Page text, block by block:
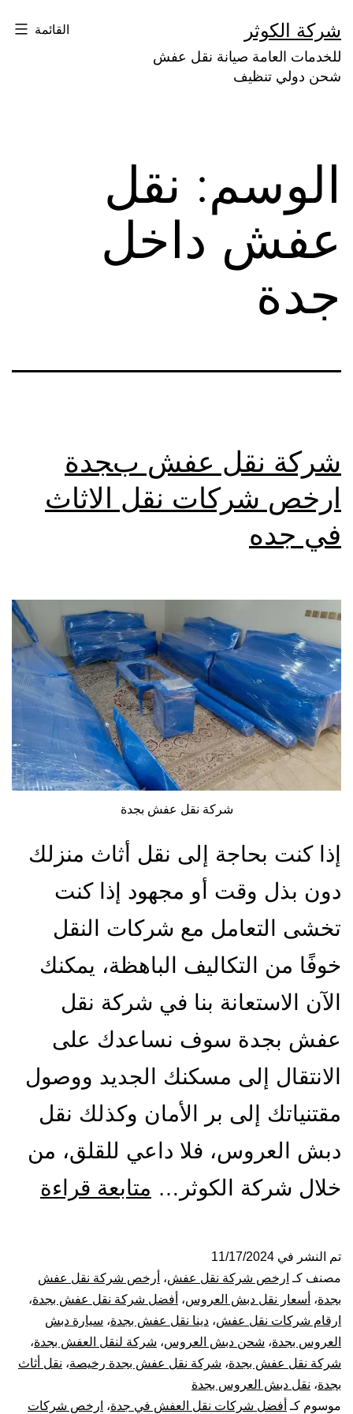
إلى
المحتوى
شركة الكوثر
للخدمات العامة صيانة نقل عفش
شحن دولي تنظيف
القائمة
الوسم: نقل
عفش داخل
جدة
شركة نقل عفش بجدة
ارخص شركات نقل الاثاث
في جده
شركة نقل عفش بجدة
إذا كنت بحاجة إلى نقل أثاث منزلك
دون بذل وقت أو مجهود إذا كنت
تخشى التعامل مع شركات النقل
خوفًا من التكاليف الباهظة، يمكنك
الآن الاستعانة بنا في شركة نقل
عفش بجدة سوف نساعدك على
الانتقال إلى مسكنك الجديد ووصول
مقتنياتك إلى بر الأمان وكذلك نقل
دبش العروس، فلا داعي للقلق، من
خلال شركة الكوثر… متابعة قراءة
تم النشر في 11/17/2024
مصنف كـ ارخص شركة نقل عفش، أرخص شركة نقل عفش
بجدة، أسعار نقل دبش العروس، أفضل شركة نقل عفش بجدة،
ارقام شركات نقل عفش، دينا نقل عفش بجدة، سيارة دبش
العروس بجدة، شحن دبش العروس، شركة لنقل العفش بجدة،
شركة نقل عفش بجدة، شركة نقل عفش بجدة رخيصة، نقل أثاث
بجدة، نقل دبش العروس بجدة
موسوم كـ أفضل شركات نقل العفش في جدة، ارخص شركات